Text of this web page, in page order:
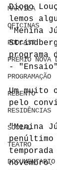
MARVILA
OFICINAS
PODCAST
PRÉMIO NOVA
PROGRAMAÇÃO
REBENTO
RESIDÊNCIAS
SOCIAL
TEATRO
DOCUMENTARIO
Diogo
lemos
"Menina
programa
-
Um muito
pelo
"Menina